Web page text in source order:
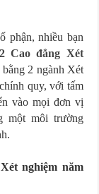
phận, nhiều bạn
Cao đẳng Xét
2 ngành Xét
quy, với tấm
vào mọi đơn vị
một môi trường
nghiệm năm